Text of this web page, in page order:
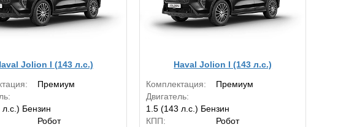
Jolion I (143 л.с.)
Премиум
Бензин
Робот
Haval Jolion I (143 л.с.)
Комплектация:
Премиум
Двигатель:
1.5 (143 л.с.) Бензин
КПП:
Робот